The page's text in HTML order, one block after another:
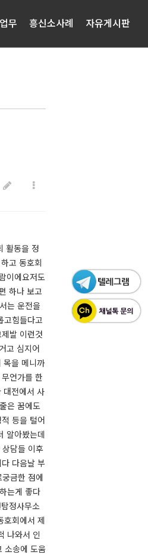
무 흥신소사례 자유게시판
활동을 정
고 동호회
이에요​​​​​저도
하나 보고
는 운전을
고힘들다고
발 이런것
고 심지어
목을 메니까
언가를 한
대전에서 사
은 꿈에도
등을 털어
알아봤는데
담들 이후
다음날 부
금한 점에
는게 좋다
정사무소
호회에서 제
나와서 인
소송에 도움